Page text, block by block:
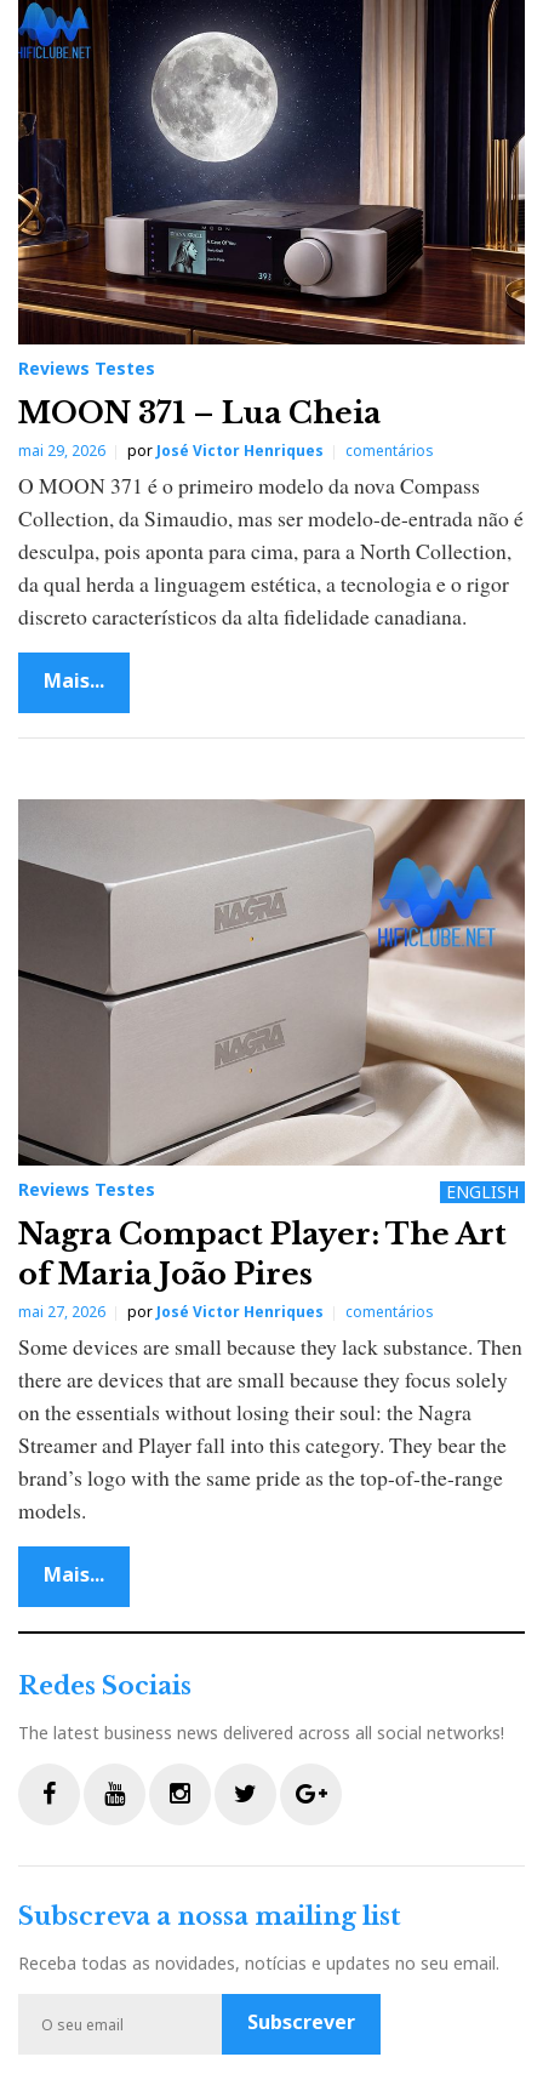
Reviews Testes
MOON 371 – Lua Cheia
mai 29, 2026 por José Victor Henriques comentários
O MOON 371 é o primeiro modelo da nova Compass
Collection, da Simaudio, mas ser modelo-de-entrada não é
desculpa, pois aponta para cima, para a North Collection,
da qual herda a linguagem estética, a tecnologia e o rigor
discreto característicos da alta fidelidade canadiana.
Mais...
Reviews Testes ENGLISH
Nagra Compact Player: The Art
of Maria João Pires
mai 27, 2026 porJosé Victor Henriques comentários
Some devices are small because they lack substance. Then
there are devices that are small because they focus solely
on the essentials without losing their soul: the Nagra
Streamer and Player fall into this category. They bear the
brand’s logo with the same pride as the top-of-the-range
models.
Mais...
Redes Sociais
The latest business news delivered across all social networks!
a
e
o
t
n
t
w
t
t
o
g
l
Subscreva a nossa mailing list
Receba todas as novidades, notícias e updates no seu email.
Subscrever